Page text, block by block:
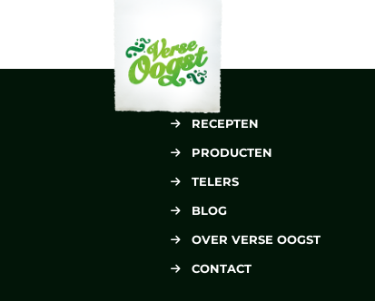
RECEPTEN
PRODUCTEN
TELERS
BLOG
OVER VERSE OOGST
CONTACT